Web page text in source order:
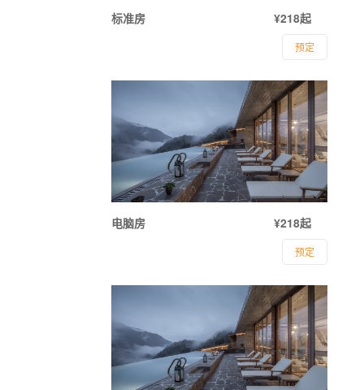
标准房 ¥218起
预定
电脑房 ¥218起
预定